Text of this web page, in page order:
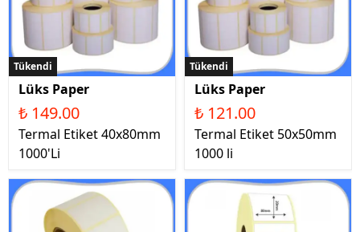
Tükendi
Lüks Paper
₺ 149.00
Termal Etiket 40x80mm
1000'Li
Tükendi
Lüks Paper
₺ 121.00
Termal Etiket 50x50mm
1000 li